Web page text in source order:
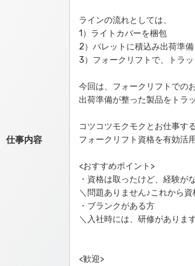
仕事内容
ラインの流れとしては、
1）ライトカバーを梱包
2）パレットに積込み出荷準備
3）フォークリフトで、トラ
今回は、フォークリフトでの
出荷準備が整った製品をトラ
コツコツモクモクとお仕事す
フォークリフト資格を有効活
<おすすめポイント>
・資格は取ったけど、経験が
＼問題ありません♪これから
・ブランクがある方
＼入社時には、研修がありま
<歓迎>